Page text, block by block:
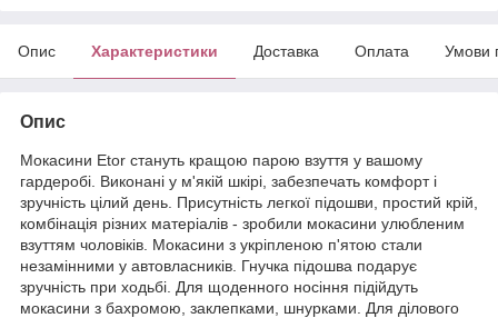
Опис Характеристики Доставка Оплата Умови
Опис
Мокасини Etor стануть кращою парою взуття у вашому
гардеробі. Виконані у м'якій шкірі, забезпечать комфорт і
зручність цілий день. Присутність легкої підошви, простий крій,
комбінація різних матеріалів - зробили мокасини улюбленим
взуттям чоловіків. Мокасини з укріпленою п'ятою стали
незамінними у автовласників. Гнучка підошва подарує
зручність при ходьбі. Для щоденного носіння підійдуть
мокасини з бахромою, заклепками, шнурками. Для ділового